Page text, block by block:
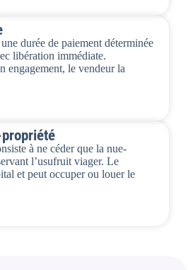
durée de paiement déterminée
libération immédiate.
engagement, le vendeur la
à ne céder que la nue-
l’usufruit viager. Le
et peut occuper ou louer le